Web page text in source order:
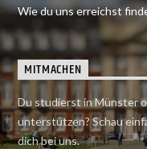
Wie du uns erreichst
MITMACHEN
Du studierst in Münster
unterstützen? Schau
dich bei uns.